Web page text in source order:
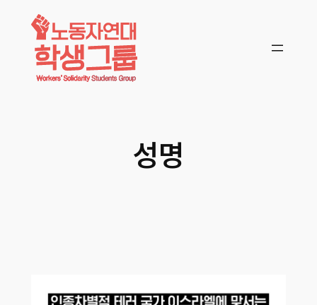
콘텐츠로
바로가기
성명